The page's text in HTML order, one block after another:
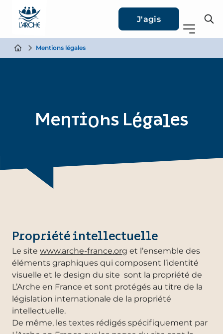
J'agis
Mentions légales
Mentions Légales
Propriété intellectuelle
Le site www.arche-france.org et l’ensemble des
éléments graphiques qui composent l’identité
visuelle et le design du site sont la propriété de
L’Arche en France et sont protégés au titre de la
législation internationale de la propriété
intellectuelle.
De même, les textes rédigés spécifiquement par